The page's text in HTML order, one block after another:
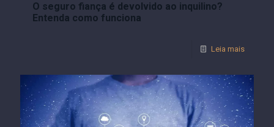
O seguro fiança é devolvido ao inquilino?
Entenda como funciona
Leia mais